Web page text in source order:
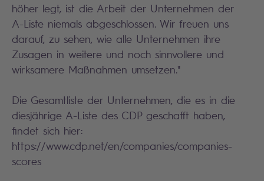
höher legt, ist die Arbeit der Unternehmen der
A-Liste niemals abgeschlossen. Wir freuen uns
darauf, zu sehen, wie alle Unternehmen ihre
Zusagen in weitere und noch sinnvollere und
wirksamere Maßnahmen umsetzen."
Die Gesamtliste der Unternehmen, die es in die
diesjährige A-Liste des CDP geschafft haben,
findet sich hier:
https://www.cdp.net/en/companies/companies-
scores